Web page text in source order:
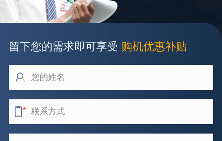
留下您的需求即可享受 购机优惠补贴